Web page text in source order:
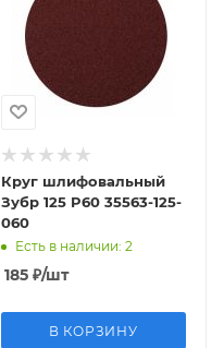
Круг шлифовальный
Зубр 125 P60 35563-125-
060
Есть в наличии: 2
185₽/шт
В КОРЗИНУ